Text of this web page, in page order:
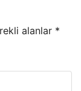
alanlar *